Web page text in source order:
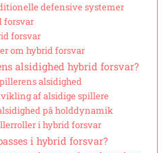
defensive systemer
forsvar
forsvar
om hybrid forsvar
alsidighed hybrid forsvar?
alsidighed
af alsidige spillere
på holddynamik
i hybrid forsvar
i hybrid forsvar?